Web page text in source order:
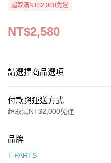
超取滿NT$2,000免運
NT$2,580
請選擇商品選項
付款與運送方式
超取滿NT$2,000免運
信用卡一次付款
品牌
T-PARTS